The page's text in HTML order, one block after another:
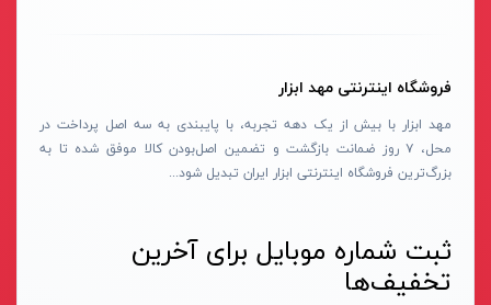
فروشگاه اینترنتی مهد ابزار
مهد ابزار با بیش از یک دهه تجربه، با پایبندی به سه اصل پرداخت در
محل، ۷ روز ضمانت بازگشت و تضمین اصل‌بودن کالا موفق شده تا به
بزرگ‌ترین فروشگاه اینترنتی ابزار ایران تبدیل شود...
ثبت شماره موبایل برای آخرین
تخفیف‌ها